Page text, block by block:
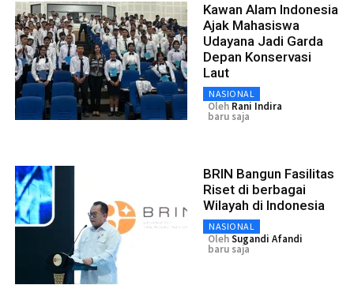
Kawan Alam Indonesia
Ajak Mahasiswa
Udayana Jadi Garda
Depan Konservasi
Laut
NASIONAL
Oleh Rani Indira
baru saja
BRIN Bangun Fasilitas
Riset di berbagai
Wilayah di Indonesia
NASIONAL
OlehSugandi Afandi
baru saja